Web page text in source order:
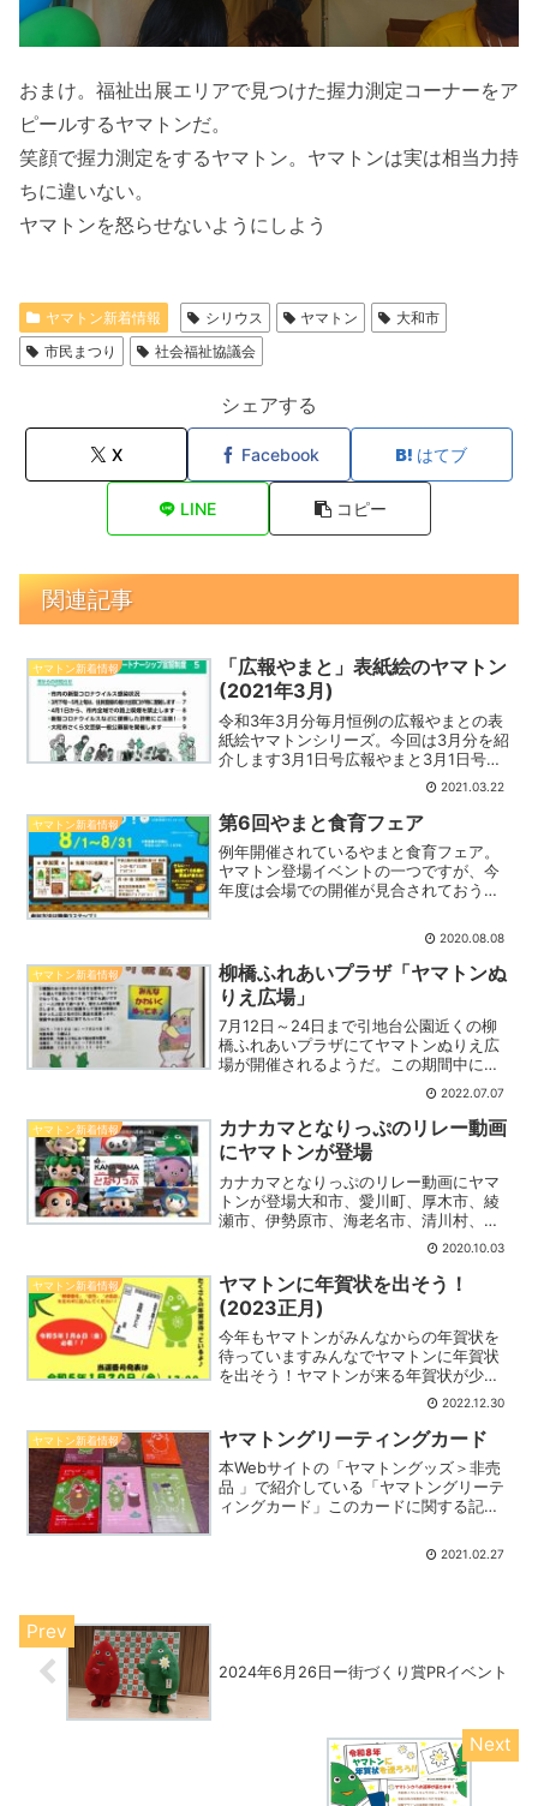
おまけ。福祉出展エリアで見つけた握力測定コーナーをア
ピールするヤマトンだ。
笑顔で握力測定をするヤマトン。ヤマトンは実は相当力持
ちに違いない。
ヤマトンを怒らせないようにしよう
ヤマトン新着情報 シリウス ヤマトン
大和市
市民まつり
社会福祉協議会
シェアする
X Facebook はてブ
LINE コピー
関連記事
ヤマトン新着情報
「広報やまと」表紙絵のヤマトン
(2021年3月)
令和3年3月分毎月恒例の広報やまとの表
紙絵ヤマトンシリーズ。今回は3月分を紹
介します3月1日号広報やまと3月1日号表
紙今回の表紙へは大和市域を模したジオ
ラマとヤマトン、ハートンこのイラスト
は恒例ですね3月15日号広報やまと3月15
日号表紙3...
2021.03.22
ヤマトン新着情報 第6回やまと食育フェア
例年開催されているやまと食育フェア。
ヤマトン登場イベントの一つですが、今
年度は会場での開催が見合されておうち
くり推進課)8月1日～31日の間に3つのミ
ッションのう...
2020.08.08
ヤマトン新着情報
柳橋ふれあいプラザ「ヤマトンぬ
りえ広場」
7月12日～24日まで引地台公園近くの柳
橋ふれあいプラザにてヤマトンぬりえ広
場が開催されるようだ。この期間中にヤ
マトンの塗り絵を募集して、26～28日に
人気投票を行い、上位3名には景品がプレ
ゼントされるようだ。(発表は31日)対象
は5歳以上...
2022.07.07
ヤマトン新着情報
カナカマとなりっぷのリレー動画
にヤマトンが登場
カナカマとなりっぷのリレー動画にヤマ
トンが登場大和市、愛川町、厚木市、綾
瀬市、伊勢原市、海老名市、清川村、座
間市の県央8市町が、楽しみながら地域を
応援する企画として「今こそ！カナカマ
となりっぷ」をスタートさせました。こ
の企画のリレー動画にヤ...
2020.10.03
ヤマトン新着情報
ヤマトンに年賀状を出そう！
(2023正月)
今年もヤマトンがみんなからの年賀状を
待っていますみんなでヤマトンに年賀状
を出そう！ヤマトンが来る年賀状が少な
いと自分に人気がないと思ってヤマトン
ががっかりしてしまうかもしれません。
年賀状を出してくれた方にはヤマトンか
ら返事がきます。また返事...
2022.12.30
ヤマトン新着情報 ヤマトングリーティングカード
本Webサイトの「ヤマトングッズ＞非売
品 」で紹介している「ヤマトングリーテ
ィングカード」このカードに関する記事
日号で掲載されているで紹介したい(引
用)「ヤマトングリーティングカード」
2021.02.27
2024年6月26日ー街づくり賞PRイベント